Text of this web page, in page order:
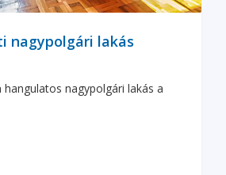
nagypolgári lakás
hangulatos nagypolgári lakás a